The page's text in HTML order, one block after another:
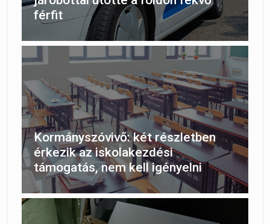
férfit
Kormányszóvivő: két részletben
érkezik az iskolakezdési
támogatás, nem kell igényelni